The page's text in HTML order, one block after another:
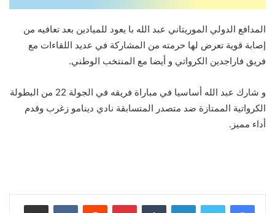
المدافع الدولي الموريتاني عبد الله با يعود للميادين بعد تعافيه من
إصابة قوية تعرض لها حرمته من المشاركة في عديد اللقاءات مع
فريق فاراجدين الكرواتي و أيضا مع المنتخب الوطني.
و شارك عبد الله أساسيا في مباراة فريقه في الجولة 22 من البطولة
الكرواتية الممتازة ضد متصدر المتسابقة نادي دينامو زغرب وقدم
أداء مميز.
لينكدإن بينتيريست مشاركة عبر البريد